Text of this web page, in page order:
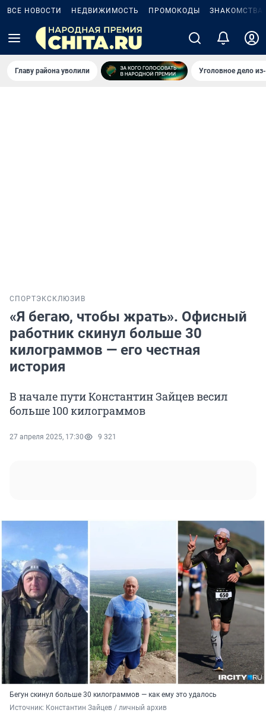
ВСЕ НОВОСТИ НЕДВИЖИМОСТЬ ПРОМОКОДЫ ЗНАКОМСТВА
Главу района уволили Уголовное дело
СПОРТЭКСКЛЮЗИВ
«Я бегаю, чтобы жрать». Офисный
работник скинул больше 30
килограммов — его честная
история
В начале пути Константин Зайцев весил
больше 100 килограммов
27 апреля 2025, 17:30 9 321
Бегун скинул больше 30 килограммов — как ему это удалось
Источник: Константин Зайцев / личный архив